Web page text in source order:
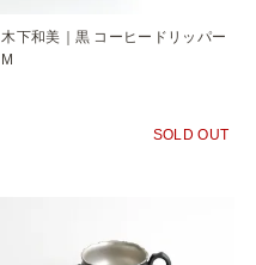
木下和美｜黒 コーヒードリッパー
M
SOLD OUT